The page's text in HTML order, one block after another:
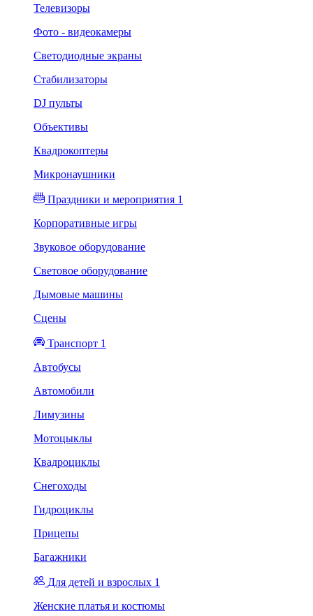
Телевизоры
Фото - видеокамеры
Светодиодные экраны
Стабилизаторы
DJ пульты
Объективы
Квадрокоптеры
Микронаушники
Праздники и мероприятия 1
Корпоративные игры
Звуковое оборудование
Световое оборудование
Дымовые машины
Сцены
Транспорт 1
Автобусы
Автомобили
Лимузины
Мотоцыклы
Квадроциклы
Снегоходы
Гидроциклы
Прицепы
Багажники
Для детей и взрослых 1
Женские платья и костюмы